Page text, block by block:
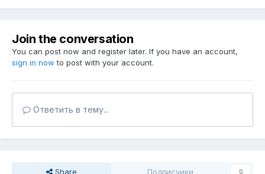
Join the conversation
You can post now and register later. If you have an account,
sign in now to post with your account.
Ответить в тему...
Share Подписчики 0